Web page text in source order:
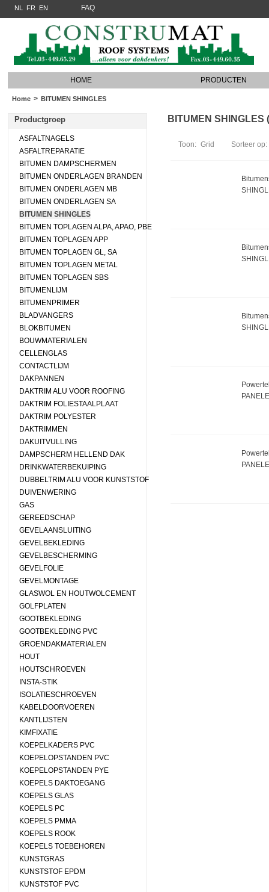
NL FR EN FAQ
HOME PRODUCTEN
Home > BITUMEN SHINGLES
Productgroep
ASFALTNAGELS
ASFALTREPARATIE
BITUMEN DAMPSCHERMEN
BITUMEN ONDERLAGEN BRANDEN
BITUMEN ONDERLAGEN MB
BITUMEN ONDERLAGEN SA
BITUMEN SHINGLES
BITUMEN TOPLAGEN ALPA, APAO, PBE
BITUMEN TOPLAGEN APP
BITUMEN TOPLAGEN GL, SA
BITUMEN TOPLAGEN METAL
BITUMEN TOPLAGEN SBS
BITUMENLIJM
BITUMENPRIMER
BLADVANGERS
BLOKBITUMEN
BOUWMATERIALEN
CELLENGLAS
CONTACTLIJM
DAKPANNEN
DAKTRIM ALU VOOR ROOFING
DAKTRIM FOLIESTAALPLAAT
DAKTRIM POLYESTER
DAKTRIMMEN
DAKUITVULLING
DAMPSCHERM HELLEND DAK
DRINKWATERBEKUIPING
DUBBELTRIM ALU VOOR KUNSTSTOF
DUIVENWERING
GAS
GEREEDSCHAP
GEVELAANSLUITING
GEVELBEKLEDING
GEVELBESCHERMING
GEVELFOLIE
GEVELMONTAGE
GLASWOL EN HOUTWOLCEMENT
GOLFPLATEN
GOOTBEKLEDING
GOOTBEKLEDING PVC
GROENDAKMATERIALEN
HOUT
HOUTSCHROEVEN
INSTA-STIK
ISOLATIESCHROEVEN
KABELDOORVOEREN
KANTLIJSTEN
KIMFIXATIE
KOEPELKADERS PVC
KOEPELOPSTANDEN PVC
KOEPELOPSTANDEN PYE
KOEPELS DAKTOEGANG
KOEPELS GLAS
KOEPELS PC
KOEPELS PMMA
KOEPELS ROOK
KOEPELS TOEBEHOREN
KUNSTGRAS
KUNSTSTOF EPDM
KUNSTSTOF PVC
BITUMEN SHINGLES
Toon: Grid Sorteer op: